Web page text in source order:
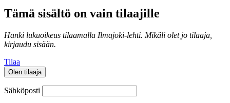
Tämä sisältö on vain tilaajille
Hanki lukuoikeus tilaamalla Ilmajoki-lehti. Mikäli olet jo tilaaja,
kirjaudu sisään.
Tilaa
Olen tilaaja
Sähköposti